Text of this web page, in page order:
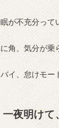
が不充分って
角、気分が乗
イ、怠けモー
一夜明けて、